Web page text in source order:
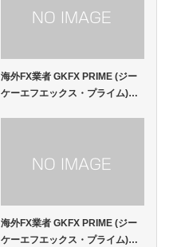
海外FX業者 GKFX PRIME (ジー
ケーエフエックス・プライム)…
海外FX業者 GKFX PRIME (ジー
ケーエフエックス・プライム)…